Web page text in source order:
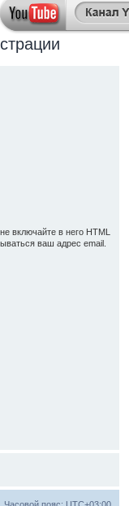
включайте в него HTML
ваш адрес email.